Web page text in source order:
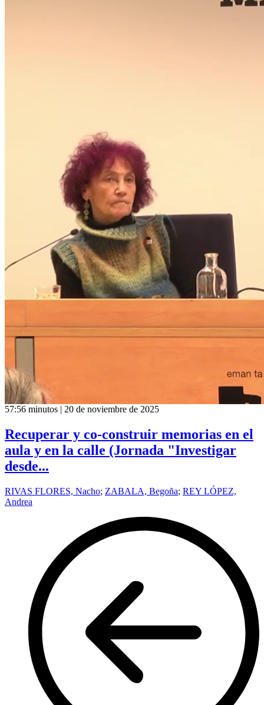
57:56 minutos | 20 de noviembre de 2025
Recuperar y co-construir memorias en el
aula y en la calle (Jornada "Investigar
desde...
RIVAS FLORES, Nacho; ZABALA, Begoña; REY LÓPEZ,
Andrea